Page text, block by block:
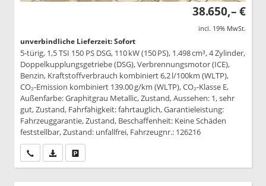
38.650,– €
incl. 19% MwSt.
unverbindliche Lieferzeit: Sofort
5-türig, 1,5 TSI 150 PS DSG, 110 kW (150 PS), 1.498 cm³, 4 Zylinder,
Doppelkupplungsgetriebe (DSG), Verbrennungsmotor (ICE),
Benzin, Kraftstoffverbrauch kombiniert 6,2 l/100km (WLTP),
CO₂-Emission kombiniert 139.00 g/km (WLTP), CO₂-Klasse E,
Außenfarbe: Graphitgrau Metallic, Zustand, Aussehen: 1, sehr
gut, Zustand, Fahrfähigkeit: fahrtauglich, Garantieleistung:
Fahrzeuggarantie, Zustand, Beschaffenheit: Keine Schäden
feststellbar, Zustand: unfallfrei, Fahrzeugnr.: 126216
Wir rufen Sie anPDF-Datei, Fahrzeugexposé drucken